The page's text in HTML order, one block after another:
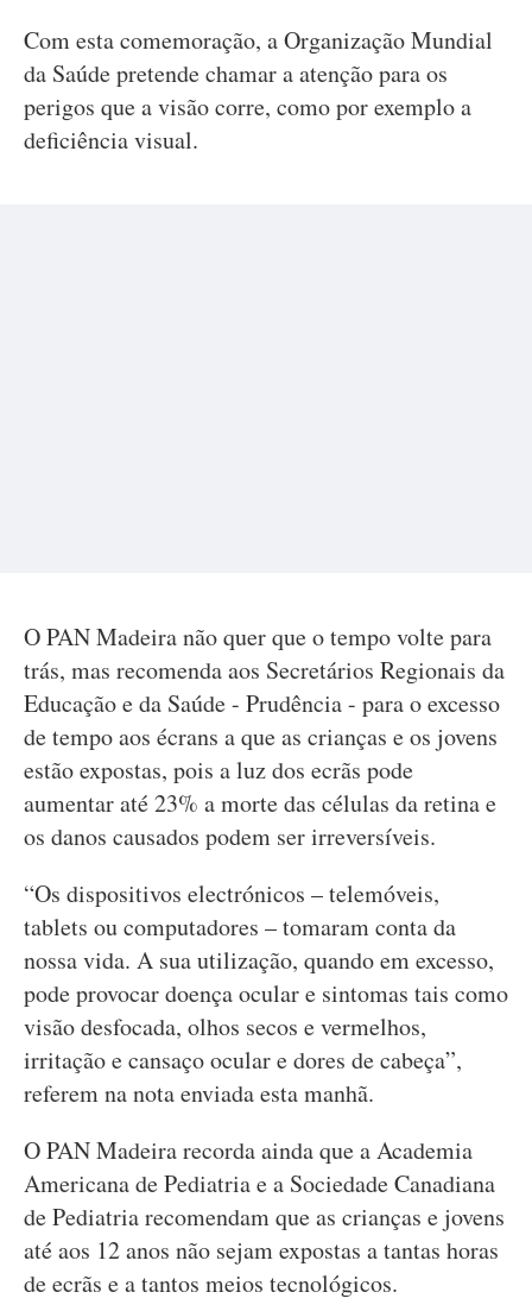
Com esta comemoração, a Organização Mundial
da Saúde pretende chamar a atenção para os
perigos que a visão corre, como por exemplo a
deficiência visual.
O PAN Madeira não quer que o tempo volte para
trás, mas recomenda aos Secretários Regionais da
Educação e da Saúde - Prudência - para o excesso
de tempo aos écrans a que as crianças e os jovens
estão expostas, pois a luz dos ecrãs pode
aumentar até 23% a morte das células da retina e
os danos causados podem ser irreversíveis.
“Os dispositivos electrónicos – telemóveis,
tablets ou computadores – tomaram conta da
nossa vida. A sua utilização, quando em excesso,
pode provocar doença ocular e sintomas tais como
visão desfocada, olhos secos e vermelhos,
irritação e cansaço ocular e dores de cabeça”,
referem na nota enviada esta manhã.
O PAN Madeira recorda ainda que a Academia
Americana de Pediatria e a Sociedade Canadiana
de Pediatria recomendam que as crianças e jovens
até aos 12 anos não sejam expostas a tantas horas
de ecrãs e a tantos meios tecnológicos.